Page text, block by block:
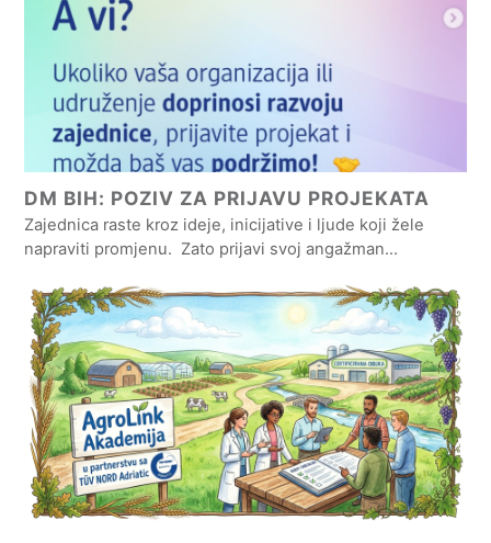
DM BIH: POZIV ZA PRIJAVU PROJEKATA
Zajednica raste kroz ideje, inicijative i ljude koji žele
napraviti promjenu. Zato prijavi svoj angažman…